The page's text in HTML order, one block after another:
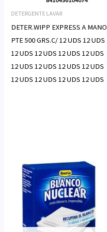
DETERGENTE LAVAR
DETER.WIPP EXPRESS A MANO
PTE 500 GRS.C/ 12 UDS 12 UDS
12 UDS 12 UDS 12 UDS 12 UDS
12 UDS 12 UDS 12 UDS 12 UDS
12 UDS 12 UDS 12 UDS 12 UDS